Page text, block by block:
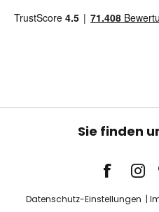
Sie finden
Datenschutz-Einstellungen